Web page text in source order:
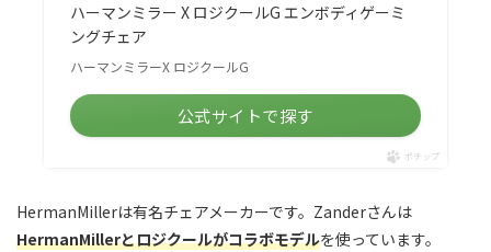
ハーマンミラー X ロジクールG エンボディゲーミ
ングチェア
ハーマンミラーX ロジクールG
公式サイトで探す
ポチップ
HermanMillerは有名チェアメーカーです。Zanderさんは
HermanMillerとロジクールがコラボモデルを使っています。